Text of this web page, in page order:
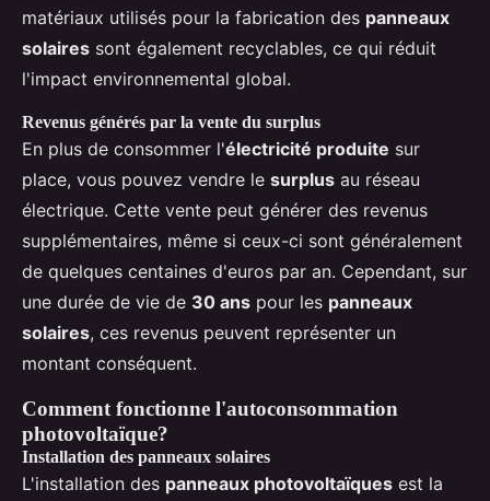
matériaux utilisés pour la fabrication des panneaux
solaires sont également recyclables, ce qui réduit
l'impact environnemental global.
Revenus générés par la vente du surplus
En plus de consommer l'électricité produite sur
place, vous pouvez vendre le surplus au réseau
électrique. Cette vente peut générer des revenus
supplémentaires, même si ceux-ci sont généralement
de quelques centaines d'euros par an. Cependant, sur
une durée de vie de 30 ans pour les panneaux
solaires, ces revenus peuvent représenter un
montant conséquent.
Comment fonctionne l'autoconsommation
photovoltaïque?
Installation des panneaux solaires
L'installation des panneaux photovoltaïques est la